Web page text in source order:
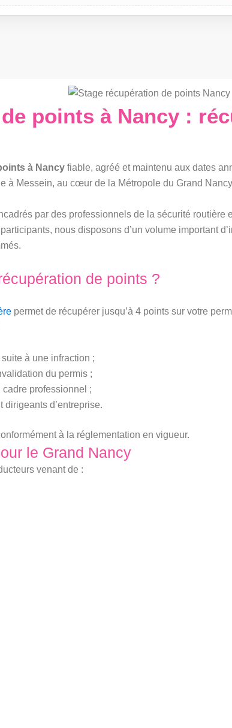
points à Nancy :
à Nancy fiable, agréé et maintenu aux dates
à Messein, au cœur de la Métropole du Grand
par des professionnels de la sécurité
nous disposons d’un volume important
de points ?
permet de récupérer jusqu’à 4 points sur votre
à une infraction ;
du permis ;
professionnel ;
dirigeants d’entreprise.
à la réglementation en vigueur.
le Grand Nancy
venant de :